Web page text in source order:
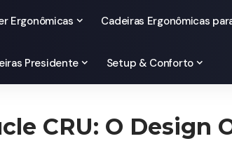
Ergonômicas Cadeiras Ergonômicas
Presidente Setup & Conforto
CRU: O Design